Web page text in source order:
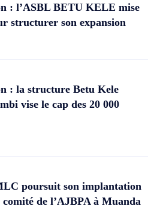
: l’ASBL BETU KELE mise
structurer son expansion
: la structure Betu Kele
vise le cap des 20 000
poursuit son implantation
de l’AJBPA à Muanda